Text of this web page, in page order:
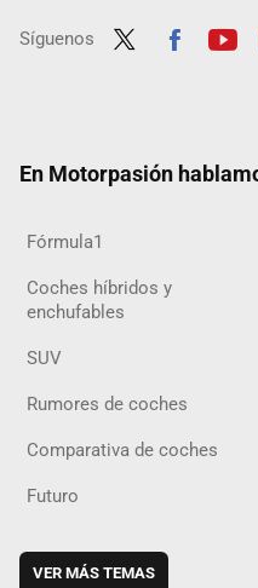
Síguenos
En Motorpasión
Fórmula1
Coches híbridos y
enchufables
SUV
Rumores de coches
Comparativa de coches
Futuro
VER MÁS TEMAS